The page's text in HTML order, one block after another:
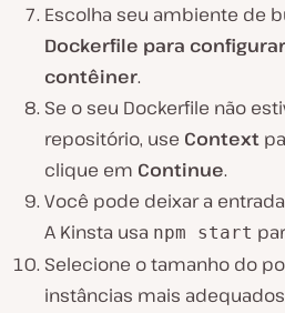
Escolha seu ambiente de
Dockerfile para
contêiner.
Se o seu Dockerfile não
repositório, use Context
clique em Continue.
Você pode deixar a entrada
A Kinsta usa npm start
Selecione o tamanho do
instâncias mais